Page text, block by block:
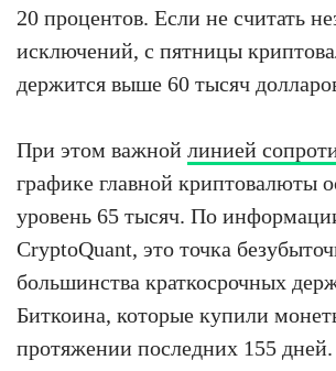
20 процентов. Если не считать
исключений, с пятницы
держится выше 60 тысяч
При этом важной линией
графике главной криптовалюты
уровень 65 тысяч. По
CryptoQuant, это точка
большинства краткосрочных
Биткоина, которые купили
протяжении последних 155 дней.